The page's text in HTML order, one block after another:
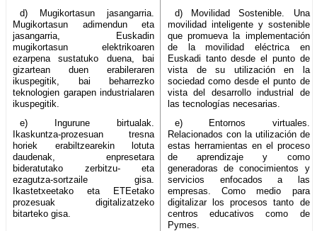
d) Mugikortasun jasangarria.
Mugikortasun adimendun eta
jasangarria, Euskadin
mugikortasun elektrikoaren
ezarpena sustatuko duena, bai
gizartean duen erabileraren
ikuspegitik, bai beharrezko
teknologien garapen industrialaren
ikuspegitik.
d) Movilidad Sostenible. Una
movilidad inteligente y sostenible
que promueva la implementación
de la movilidad eléctrica en
Euskadi tanto desde el punto de
vista de su utilización en la
sociedad como desde el punto de
vista del desarrollo industrial de
las tecnologías necesarias.
e) Ingurune birtualak.
Ikaskuntza-prozesuan tresna
horiek erabiltzearekin lotuta
daudenak, enpresetara
bideratutako zerbitzu- eta
ezagutza-sortzaile gisa.
Ikastetxeetako eta ETEetako
prozesuak digitalizatzeko
bitarteko gisa.
e) Entornos virtuales.
Relacionados con la utilización de
estas herramientas en el proceso
de aprendizaje y como
generadoras de conocimientos y
servicios enfocados a las
empresas. Como medio para
digitalizar los procesos tanto de
centros educativos como de
Pymes.